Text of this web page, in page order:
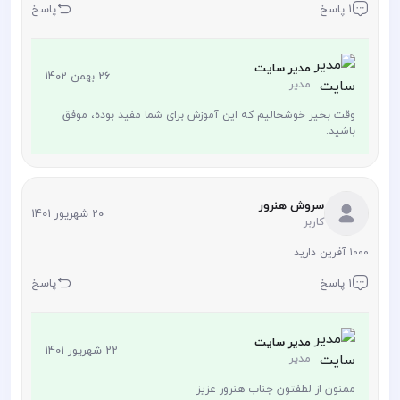
1 پاسخ پاسخ
مدیر سایت
مدیر 26 بهمن 1402
وقت بخیر خوشحالیم که این آموزش برای شما مفید بوده، موفق
باشید.
سروش هنرور
کاربر 20 شهریور 1401
۱۰۰۰ آفرین دارید
1 پاسخ پاسخ
مدیر سایت
مدیر 22 شهریور 1401
ممنون از لطفتون جناب هنرور عزیز